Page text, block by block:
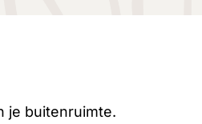
je buitenruimte.